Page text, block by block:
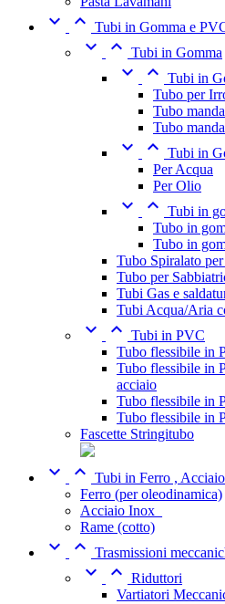
  Tubi in Gomma e
  Tubi in Gomma
  Tubi in
Tubo per
Tubo
Tubo
  Tubi in
Per Acqua
Per Olio
  Tubi in
Tubo in
Tubo in
Tubo Spiralato
Tubo per
Tubi Gas e
Tubi Acqua/Aria
  Tubi in PVC
Tubo flessibile in
Tubo flessibile in
acciaio
Tubo flessibile in
Tubo flessibile in
Fascette Stringitubo
  Tubi in Ferro ,
Ferro (per oleodinamica)
Acciaio Inox_
Rame (cotto)
  Trasmissioni
  Riduttori
Vartiatori